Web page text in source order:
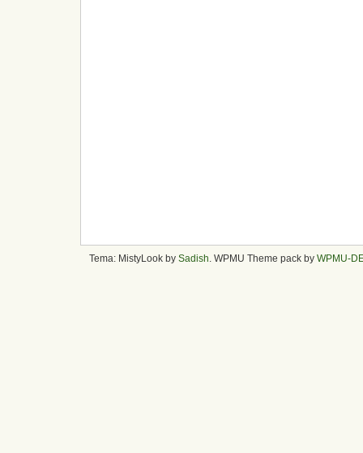
Tema: MistyLook by Sadish . WPMU Theme pack by WPMU-